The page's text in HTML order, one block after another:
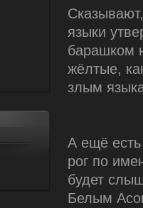
языки
барашком
жёлтые,
злым
А ещё
рог по
будет
Белым